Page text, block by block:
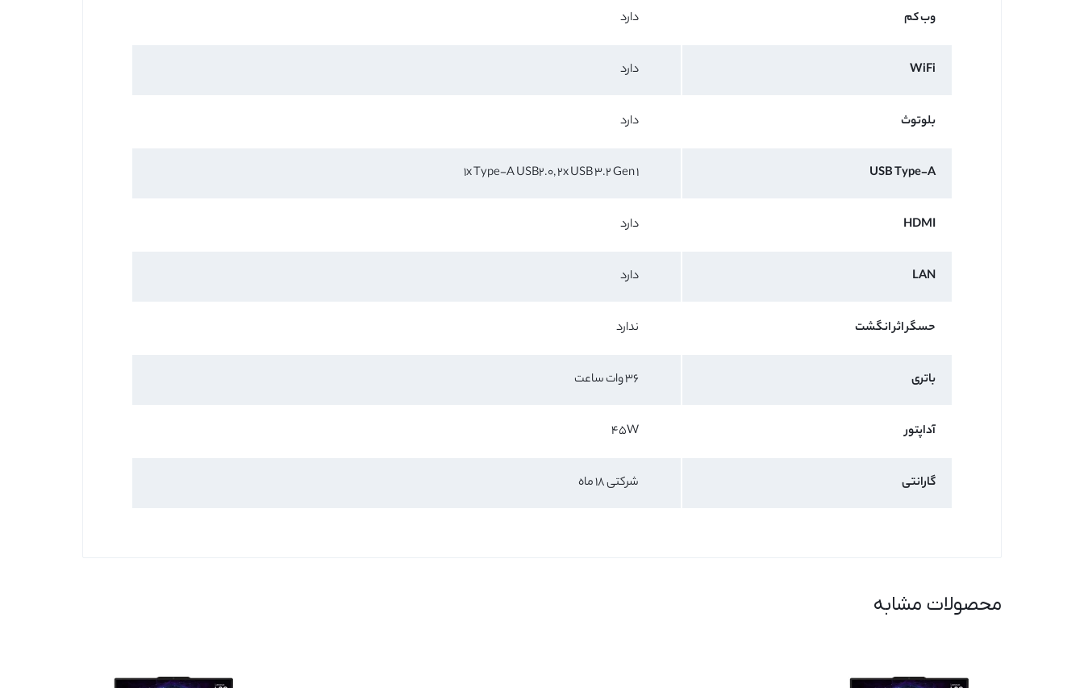
وب کم دارد
WiFi دارد
بلوتوث دارد
USB Type-A
1x Type-A USB2.0, 2x USB 3.2 Gen 1
HDMI دارد
LAN دارد
حسگر اثر انگشت ندارد
باتری 36 وات ساعت
آداپتور 45W
گارانتی شرکتی 18 ماه
محصولات مشابه